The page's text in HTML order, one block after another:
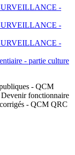
-
-
-
- partie culture
- QCM
fonctionnaire
- QCM QRC